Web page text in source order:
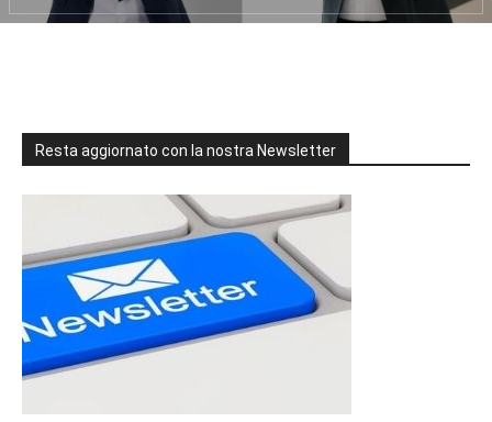
Resta aggiornato con la nostra Newsletter